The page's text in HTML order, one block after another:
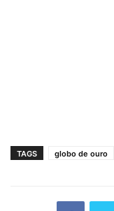
TAGS globo de ouro